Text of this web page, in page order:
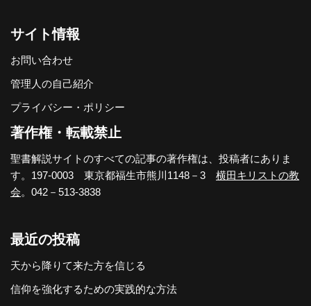
サイト情報
お問い合わせ
管理人の自己紹介
プライバシー・ポリシー
著作権・転載禁止
聖書解説サイトのすべての記事の著作権は、投稿者にありま
す。197-0003 東京都福生市熊川1148－3 横田キリストの教
会。042－513-3838
最近の投稿
天から降りて来た方を信じる
信仰を強化するための実践的な方法